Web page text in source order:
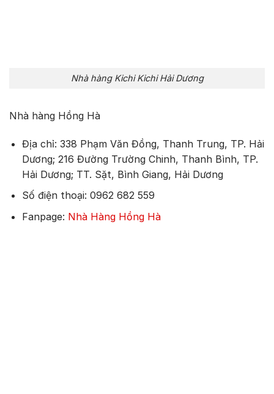
Nhà hàng Kichi Kichi Hải Dương
Nhà hàng Hồng Hà
Địa chỉ: 338 Phạm Văn Đồng, Thanh Trung, TP. Hải
Dương; 216 Đường Trường Chinh, Thanh Bình, TP.
Hải Dương; TT. Sặt, Bình Giang, Hải Dương
Số điện thoại: 0962 682 559
Fanpage: Nhà Hàng Hồng Hà